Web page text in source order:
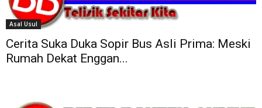
Asal Usul
Cerita Suka Duka Sopir Bus Asli Prima: Meski
Rumah Dekat Enggan...